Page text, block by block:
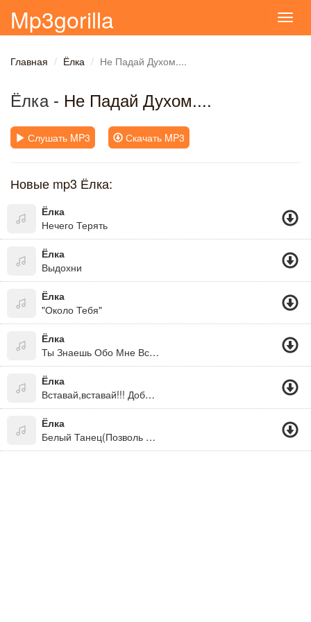
Mp3gorilla
Главная Ёлка Не Падай Духом....
Ёлка- Не Падай Духом....
Слушать MP3 Скачать MP3
Новые mp3 Ёлка:
Ёлка
Нечего Терять
Ёлка
Выдохни
Ёлка
"Около Тебя"
Ёлка
Ты Знаешь Обо Мне Все Что Нужно Знать...
Ёлка
Вставай,вставай!!! Доброе Утро!!! * Утро???!!!??? Да Ладно!!!!! * Привет=) Как Дела? ;)
Ёлка
Белый Танец(Позволь Мне Приглосить Тебя На Этот Танец)